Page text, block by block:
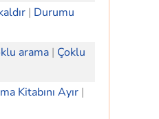
| Durumu
arama | Çoklu
Kitabını Ayır |